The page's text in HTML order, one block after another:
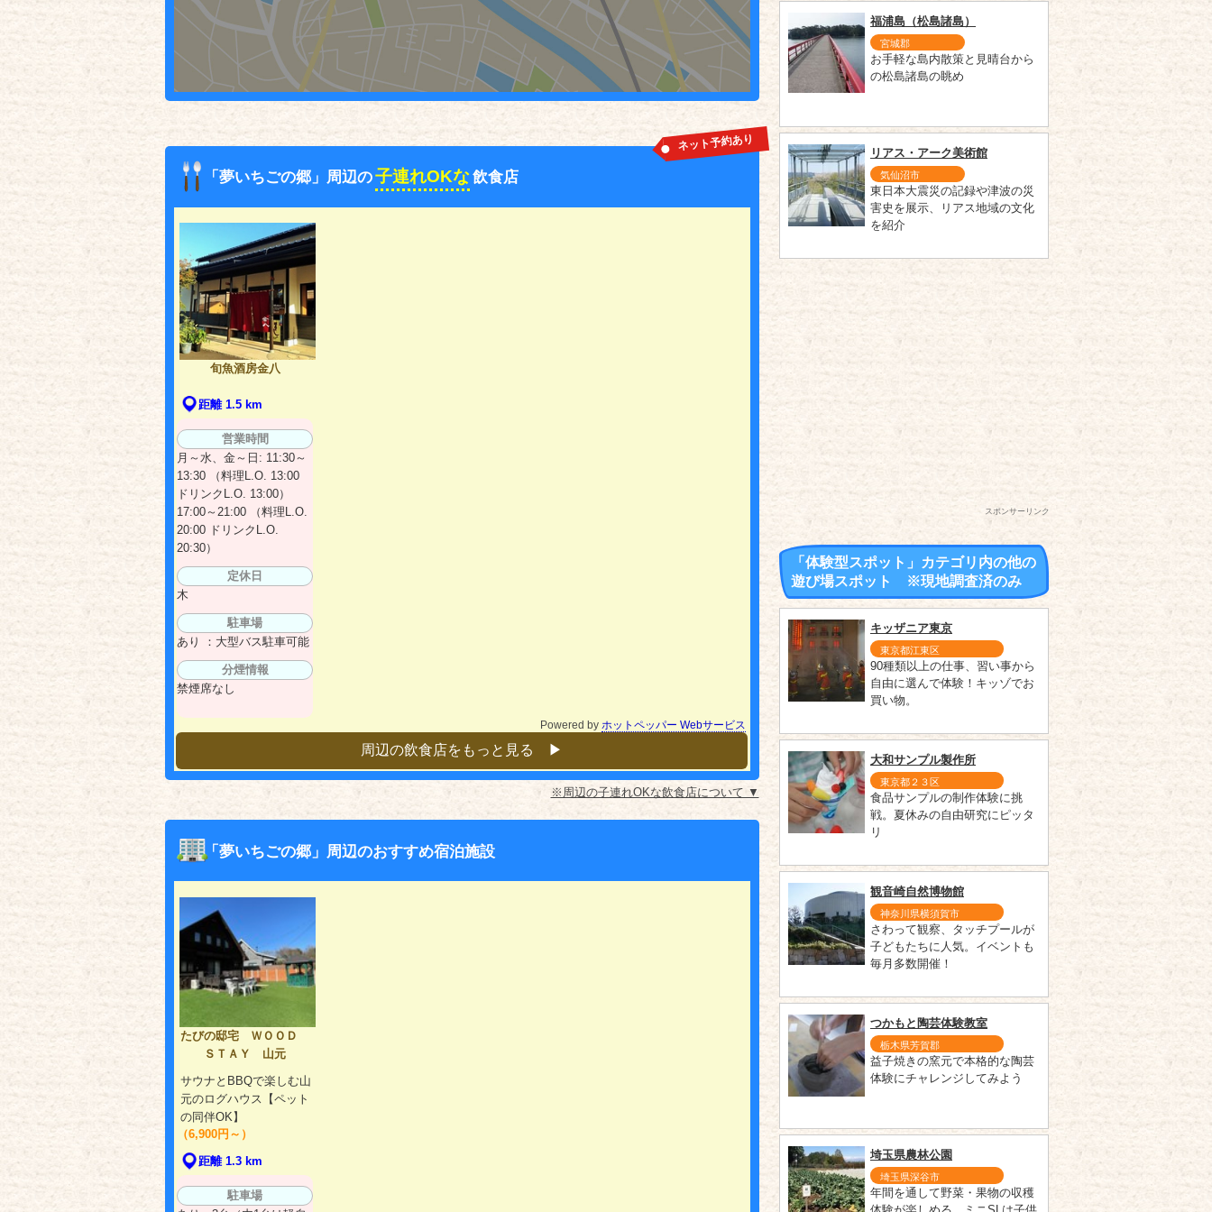
「夢いちごの郷」周辺の子連れOKな飲食店
ネット予約あり
旬魚酒房金八
距離 1.5 km
営業時間
月～水、金～日: 11:30～
13:30 （料理L.O. 13:00
ドリンクL.O. 13:00）
17:00～21:00 （料理L.O.
20:00 ドリンクL.O.
20:30）
定休日
木
駐車場
あり ：大型バス駐車可能
分煙情報
禁煙席なし
Powered by ホットペッパー Webサービス
周辺の飲食店をもっと見る ▶︎
※周辺の子連れOKな飲食店について ▼
「夢いちごの郷」周辺のおすすめ宿泊施設
たびの邸宅 ＷＯＯＤ
ＳＴＡＹ 山元
サウナとBBQで楽しむ山
元のログハウス【ペット
の同伴OK】
（6,900円～）
距離 1.3 km
駐車場
福浦島（松島諸島）
宮城郡
お手軽な島内散策と見晴台から
の松島諸島の眺め
リアス・アーク美術館
気仙沼市
東日本大震災の記録や津波の災
害史を展示、リアス地域の文化
を紹介
スポンサーリンク
「体験型スポット」カテゴリ内の他の
遊び場スポット ※現地調査済のみ
キッザニア東京
東京都江東区
90種類以上の仕事、習い事から
自由に選んで体験！キッゾでお
買い物。
大和サンプル製作所
東京都２３区
食品サンプルの制作体験に挑
戦。夏休みの自由研究にピッタ
リ
観音崎自然博物館
神奈川県横須賀市
さわって観察、タッチプールが
子どもたちに人気。イベントも
毎月多数開催！
つかもと陶芸体験教室
栃木県芳賀郡
益子焼きの窯元で本格的な陶芸
体験にチャレンジしてみよう
埼玉県農林公園
埼玉県深谷市
年間を通して野菜・果物の収穫